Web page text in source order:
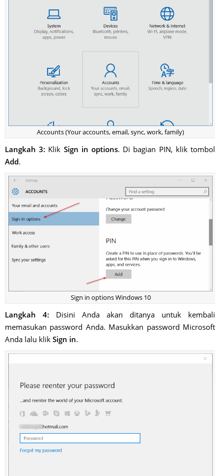
Accounts (Your accounts, email, sync, work, family)
Langkah 3: Klik Sign in options. Di bagian PIN, klik tombol
Add.
Sign in options Windows 10
Langkah 4: Disini Anda akan ditanya untuk kembali
memasukan password Anda. Masukkan password Microsoft
Anda lalu klik Sign in.